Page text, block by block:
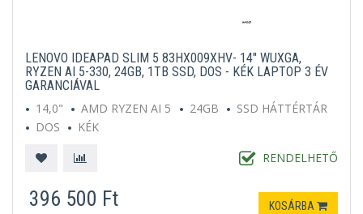
LENOVO IDEAPAD SLIM 5 83HX009XHV- 14" WUXGA,
RYZEN AI 5-330, 24GB, 1TB SSD, DOS - KÉK LAPTOP 3 ÉV
GARANCIÁVAL
14,0"
AMD RYZEN AI 5 24GB
SSD HÁTTÉRTÁR
DOS
KÉK
RENDELHETŐ
396 500 Ft KOSÁRBA